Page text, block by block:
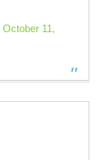
October 11,